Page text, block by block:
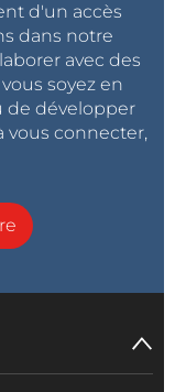
d'un accès
dans notre
avec des
soyez en
de développer
vous connecter,